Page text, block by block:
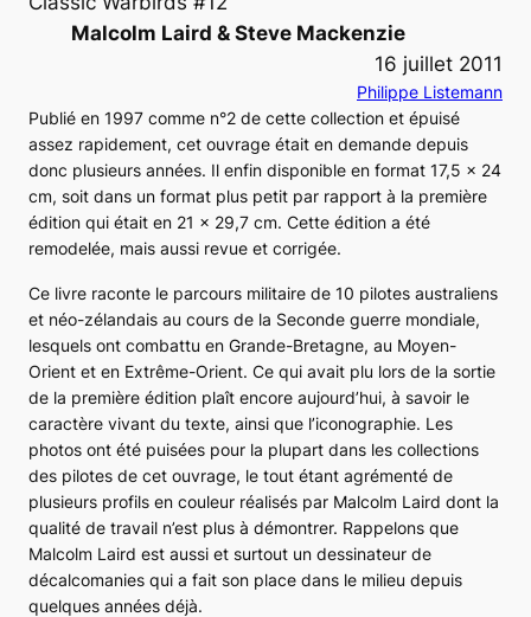
Malcolm Laird & Steve Mackenzie
16 juillet 2011
Philippe Listemann
Publié en 1997 comme n°2 de cette collection et épuisé
assez rapidement, cet ouvrage était en demande depuis
donc plusieurs années. Il enfin disponible en format 17,5 x 24
cm, soit dans un format plus petit par rapport à la première
édition qui était en 21 x 29,7 cm. Cette édition a été
remodelée, mais aussi revue et corrigée.
Ce livre raconte le parcours militaire de 10 pilotes australiens
et néo-zélandais au cours de la Seconde guerre mondiale,
lesquels ont combattu en Grande-Bretagne, au Moyen-
Orient et en Extrême-Orient. Ce qui avait plu lors de la sortie
de la première édition plaît encore aujourd’hui, à savoir le
caractère vivant du texte, ainsi que l’iconographie. Les
photos ont été puisées pour la plupart dans les collections
des pilotes de cet ouvrage, le tout étant agrémenté de
plusieurs profils en couleur réalisés par Malcolm Laird dont la
qualité de travail n’est plus à démontrer. Rappelons que
Malcolm Laird est aussi et surtout un dessinateur de
décalcomanies qui a fait son place dans le milieu depuis
quelques années déjà.